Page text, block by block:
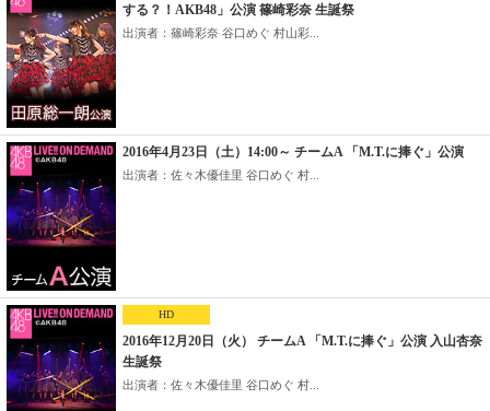
する？！AKB48」公演 篠崎彩奈 生誕祭
出演者：篠崎彩奈 谷口めぐ 村山彩...
2016年4月23日（土）14:00～ チームA 「M.T.に捧ぐ」公演
出演者：佐々木優佳里 谷口めぐ 村...
HD
2016年12月20日（火） チームA 「M.T.に捧ぐ」公演 入山杏奈
生誕祭
出演者：佐々木優佳里 谷口めぐ 村...